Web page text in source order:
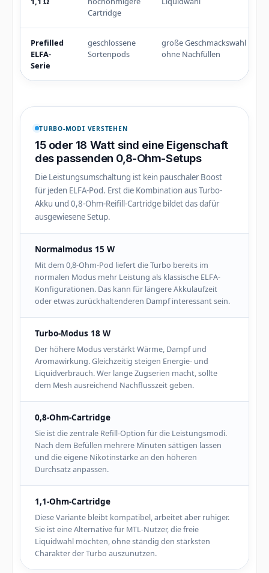
Cartridge
Prefilled
ELFA-
Serie
geschlossene
Sortenpods
große Geschmackswahl
ohne Nachfüllen
TURBO-MODI VERSTEHEN
15 oder 18 Watt sind eine Eigenschaft
des passenden 0,8-Ohm-Setups
Die Leistungsumschaltung ist kein pauschaler Boost
für jeden ELFA-Pod. Erst die Kombination aus Turbo-
Akku und 0,8-Ohm-Reifill-Cartridge bildet das dafür
ausgewiesene Setup.
Normalmodus 15 W
Mit dem 0,8-Ohm-Pod liefert die Turbo bereits im
normalen Modus mehr Leistung als klassische ELFA-
Konfigurationen. Das kann für längere Akkulaufzeit
oder etwas zurückhaltenderen Dampf interessant sein.
Turbo-Modus 18 W
Der höhere Modus verstärkt Wärme, Dampf und
Aromawirkung. Gleichzeitig steigen Energie- und
Liquidverbrauch. Wer lange Zugserien macht, sollte
dem Mesh ausreichend Nachflusszeit geben.
0,8-Ohm-Cartridge
Sie ist die zentrale Refill-Option für die Leistungsmodi.
Nach dem Befüllen mehrere Minuten sättigen lassen
und die eigene Nikotinstärke an den höheren
Durchsatz anpassen.
1,1-Ohm-Cartridge
Diese Variante bleibt kompatibel, arbeitet aber ruhiger.
Sie ist eine Alternative für MTL-Nutzer, die freie
Liquidwahl möchten, ohne ständig den stärksten
Charakter der Turbo auszunutzen.